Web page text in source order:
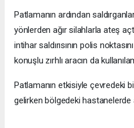
Patlamanın ardından
yönlerden ağır silahlarla ateş
intihar saldırısının polis
konuşlu zırhlı aracın da
Patlamanın etkisiyle çevredeki
gelirken bölgedeki hastanelerde